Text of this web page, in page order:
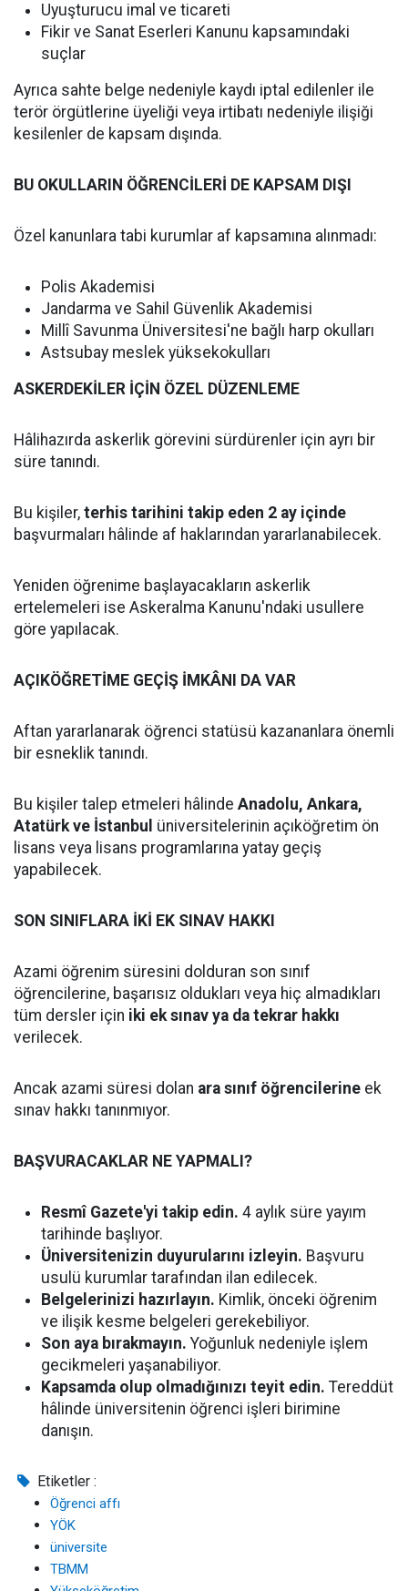
Uyuşturucu imal ve ticareti
Fikir ve Sanat Eserleri Kanunu kapsamındaki
suçlar
Ayrıca sahte belge nedeniyle kaydı iptal edilenler ile
terör örgütlerine üyeliği veya irtibatı nedeniyle ilişiği
kesilenler de kapsam dışında.
BU OKULLARIN ÖĞRENCİLERİ DE KAPSAM DIŞI
Özel kanunlara tabi kurumlar af kapsamına alınmadı:
Polis Akademisi
Jandarma ve Sahil Güvenlik Akademisi
Millî Savunma Üniversitesi'ne bağlı harp okulları
Astsubay meslek yüksekokulları
ASKERDEKİLER İÇİN ÖZEL DÜZENLEME
Hâlihazırda askerlik görevini sürdürenler için ayrı bir
süre tanındı.
Bu kişiler, terhis tarihini takip eden 2 ay içinde
başvurmaları hâlinde af haklarından yararlanabilecek.
Yeniden öğrenime başlayacakların askerlik
ertelemeleri ise Askeralma Kanunu'ndaki usullere
göre yapılacak.
AÇIKÖĞRETİME GEÇİŞ İMKÂNI DA VAR
Aftan yararlanarak öğrenci statüsü kazananlara önemli
bir esneklik tanındı.
Bu kişiler talep etmeleri hâlinde Anadolu, Ankara,
Atatürk ve İstanbul üniversitelerinin açıköğretim ön
lisans veya lisans programlarına yatay geçiş
yapabilecek.
SON SINIFLARA İKİ EK SINAV HAKKI
Azami öğrenim süresini dolduran son sınıf
öğrencilerine, başarısız oldukları veya hiç almadıkları
tüm dersler için iki ek sınav ya da tekrar hakkı
verilecek.
Ancak azami süresi dolan ara sınıf öğrencilerine ek
sınav hakkı tanınmıyor.
BAŞVURACAKLAR NE YAPMALI?
Resmî Gazete'yi takip edin. 4 aylık süre yayım
tarihinde başlıyor.
Üniversitenizin duyurularını izleyin. Başvuru
usulü kurumlar tarafından ilan edilecek.
Belgelerinizi hazırlayın. Kimlik, önceki öğrenim
ve ilişik kesme belgeleri gerekebiliyor.
Son aya bırakmayın. Yoğunluk nedeniyle işlem
gecikmeleri yaşanabiliyor.
Kapsamda olup olmadığınızı teyit edin. Tereddüt
hâlinde üniversitenin öğrenci işleri birimine
danışın.
Etiketler :
Öğrenci affı
YÖK
üniversite
TBMM